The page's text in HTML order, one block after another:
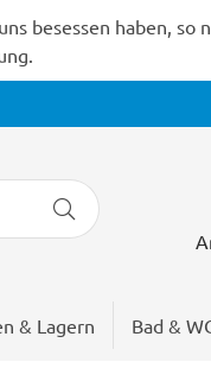
besessen haben, so
& Lagern Bad &